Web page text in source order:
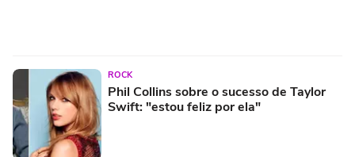
ROCK
Phil Collins sobre o sucesso de Taylor
Swift: "estou feliz por ela"